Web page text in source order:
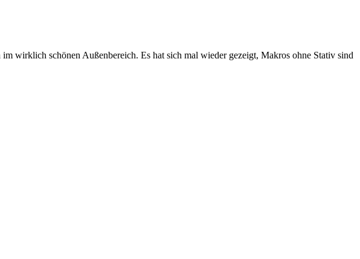
wirklich schönen Außenbereich. Es hat sich mal wieder gezeigt, Makros ohne Stativ sind